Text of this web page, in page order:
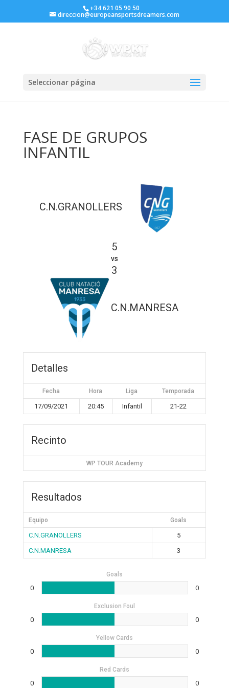
+34 621 05 90 50
direccion@europeansportsdreamers.com
Seleccionar página
FASE DE GRUPOS
INFANTIL
C.N.GRANOLLERS
5
vs
3
C.N.MANRESA
Detalles
Fecha Hora Liga Temporada
17/09/2021 20:45 Infantil 21-22
Recinto
WP TOUR Academy
Resultados
Equipo Goals
C.N.GRANOLLERS
5
C.N.MANRESA
3
Goals
0 0
Exclusion Foul
0 0
Yellow Cards
0 0
Red Cards
0 0